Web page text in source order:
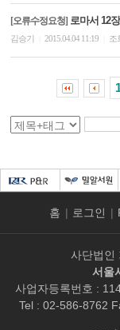
[오류수정요청] 로마서 12
김승기 2015.04.04 11:19 조
홈 | 로그인 |
사단법인
서울
사업자등록번호 :
Tel : 02-586-8762